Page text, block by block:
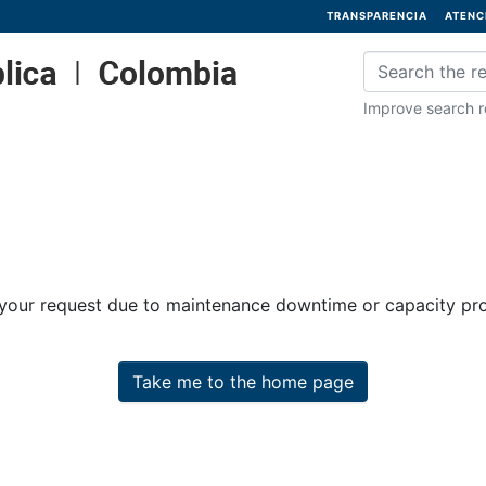
TRANSPARENCIA
Improve search
request due to maintenance downtime or capacity
Take me to the home page